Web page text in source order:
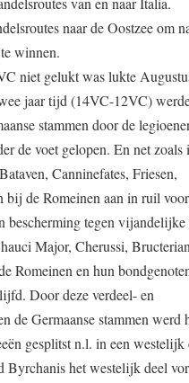
naar de Oostzee om
winnen.
niet gelukt was lukte
jaar tijd (14VC-12VC)
stammen door de
de voet gelopen. En net zoals
Canninefates, Friesen,
de Romeinen aan in ruil voor
bescherming tegen vijandelijke
Major, Cherussi,
Romeinen en hun
Door deze verdeel- en
de Germaanse stammen werd
gesplitst n.l. in een westelijk
het westelijk deel